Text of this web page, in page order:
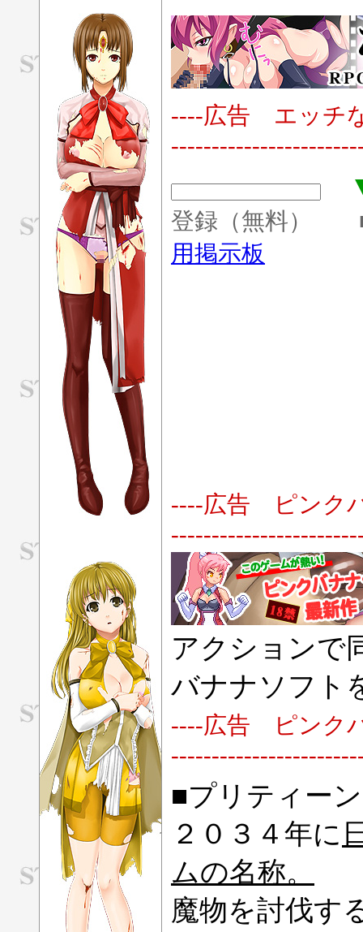
----広告 エッチ
▼
登録（無料
用掲示板
----広告 ピンク
アクションで
バナナソフト
----広告 ピンク
■プリティー
２０３４年に
ムの名称。
魔物を討伐す